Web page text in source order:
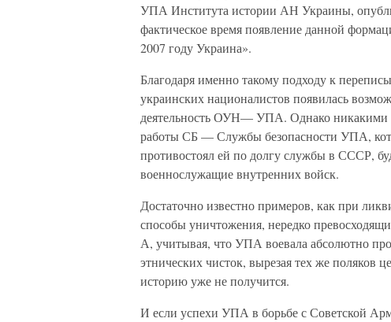
УПА Института истории АН Украины,
фактическое время появление данной
2007 году Украина».
Благодаря именно такому подходу к
украинских националистов появилась
деятельность ОУН— УПА. Однако никакими
работы СБ — Службы безопасности УПА,
противостоял ей по долгу службы в СССР,
военнослужащие внутренних войск.
Достаточно известно примеров, как при
способы уничтожения, нередко
А, учитывая, что УПА воевала абсолютно
этнических чисток, вырезая тех же поляков
историю уже не получится.
И если успехи УПА в борьбе с Советской